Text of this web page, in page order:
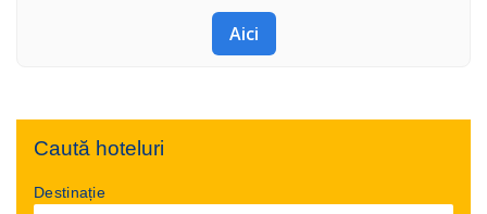
Aici
Caută hoteluri
Destinație